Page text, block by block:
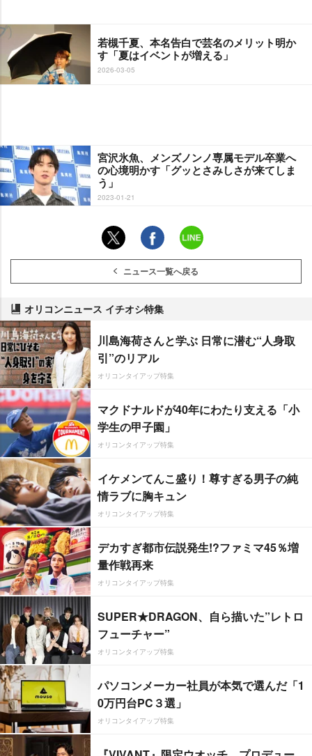
若槻千夏、本名告白で芸名のメリット明か
す「夏はイベントが増える」
2026-03-05
宮沢氷魚、メンズノンノ専属モデル卒業へ
の心境明かす「グッとさみしさが来てしま
う」
2023-01-21
ニュース一覧へ戻る
オリコンニュース イチオシ特集
川島海荷さんと学ぶ 日常に潜む“人身取
引”のリアル
オリコンタイアップ特集
マクドナルドが40年にわたり支える「小
学生の甲子園」
オリコンタイアップ特集
イケメンてんこ盛り！尊すぎる男子の純
情ラブに胸キュン
オリコンタイアップ特集
デカすぎ都市伝説発生!?ファミマ45％増
量作戦再来
オリコンタイアップ特集
SUPER★DRAGON、自ら描いた”レトロ
フューチャー”
オリコンタイアップ特集
パソコンメーカー社員が本気で選んだ「1
0万円台PC３選」
オリコンタイアップ特集